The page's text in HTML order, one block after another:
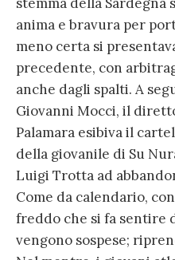
anima e bravura per
meno certa si
precedente, con
anche dagli spalti. A
Giovanni Mocci, il
Palamara esibiva il
della giovanile di Su
Luigi Trotta ad
Come da calendario,
freddo che si fa sentire
vengono sospese;